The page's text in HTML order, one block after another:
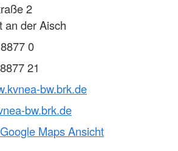
2
an der Aisch
0
21
bw.brk.de
bw.brk.de
Maps Ansicht